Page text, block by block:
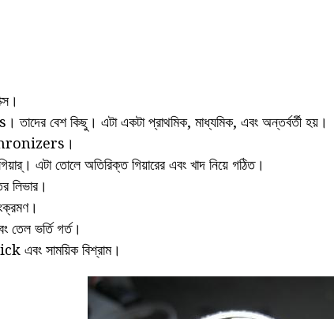
তাদের বেশ কিছু। এটা একটা প্রাথমিক, মাধ্যমিক, এবং অন্তর্বর্তী হয়।
এটা তোলে অতিরিক্ত গিয়ারের এবং খাদ নিয়ে গঠিত।
লিভার।
তেল ভর্তি গর্ত।
এবং সাময়িক বিশ্রাম।